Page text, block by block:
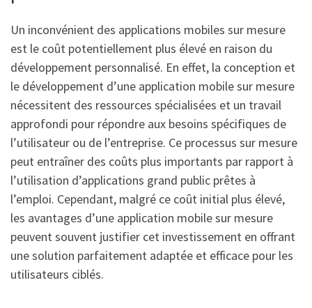
Un inconvénient des applications mobiles sur mesure
est le coût potentiellement plus élevé en raison du
développement personnalisé. En effet, la conception et
le développement d’une application mobile sur mesure
nécessitent des ressources spécialisées et un travail
approfondi pour répondre aux besoins spécifiques de
l’utilisateur ou de l’entreprise. Ce processus sur mesure
peut entraîner des coûts plus importants par rapport à
l’utilisation d’applications grand public prêtes à
l’emploi. Cependant, malgré ce coût initial plus élevé,
les avantages d’une application mobile sur mesure
peuvent souvent justifier cet investissement en offrant
une solution parfaitement adaptée et efficace pour les
utilisateurs ciblés.